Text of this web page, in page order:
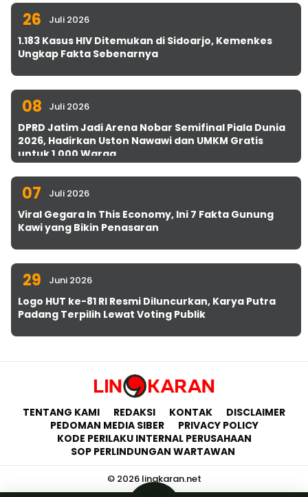
26 Juli 2026
1.183 Kasus HIV Ditemukan di Sidoarjo, Kemenkes
Ungkap Fakta Sebenarnya
08 Juli 2026
DPRD Jatim Jadi Arena Nobar Semifinal Piala Dunia
2026, Hadirkan Uston Nawawi dan UMKM Gratis
untuk 1.000 Warga
07 Juli 2026
Viral Gegara In This Economy, Ini 7 Fakta Gunung
Kawi yang Bikin Penasaran
29 Juni 2026
Logo HUT ke-81 RI Resmi Diluncurkan, Karya Putra
Padang Terpilih Lewat Voting Publik
TENTANG KAMI REDAKSI KONTAK
DISCLAIMER
PEDOMAN MEDIA SIBER
PRIVACY POLICY
KODE PERILAKU INTERNAL PERUSAHAAN
SOP PERLINDUNGAN WARTAWAN
© 2026 lingkaran.net